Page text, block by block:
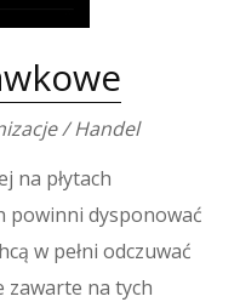
/ Handel
na płytach
powinni dysponować
w pełni odczuwać
zawarte na tych